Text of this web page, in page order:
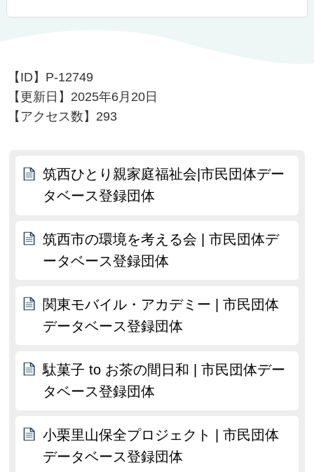
【ID】 P-12749
【更新日】 2025年6月20日
【アクセス数】 293
筑西ひとり親家庭福祉会|市民団体デー
タベース登録団体
筑西市の環境を考える会 | 市民団体デ
ータベース登録団体
関東モバイル・アカデミー | 市民団体
データベース登録団体
駄菓子 to お茶の間日和 | 市民団体デー
タベース登録団体
小栗里山保全プロジェクト | 市民団体
データベース登録団体